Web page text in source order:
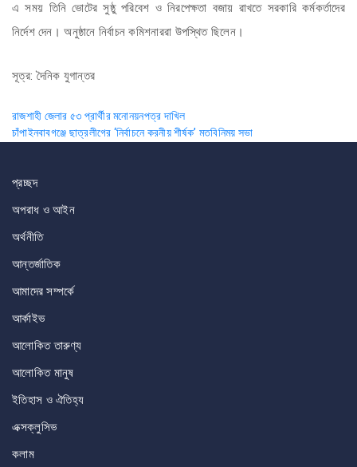
এ সময় তিনি ভোটের সুষ্ঠু পরিবেশ ও নিরপেক্ষতা বজায় রাখতে সরকারি কর্মকর্তাদের
নির্দেশ দেন। অনুষ্ঠানে নির্বাচন কমিশনাররা উপস্থিত ছিলেন।
সূত্র: দৈনিক যুগান্তর
Post
navigation
রাজশাহী জেলার ৫৩ প্রার্থীর মনোনয়নপত্র দাখিল
চাঁপাইনবাবগঞ্জে ছাত্রলীগের ‘নির্বাচনে করনীয় শীর্ষক’ মতবিনিময় সভা
প্রচ্ছদ
অপরাধ ও আইন
অর্থনীতি
আন্তর্জাতিক
আমাদের সম্পর্কে
আর্কাইভ
আলোকিত তারুণ্য
আলোকিত মানুষ
ইতিহাস ও ঐতিহ্য
এক্সক্লুসিভ
কলাম